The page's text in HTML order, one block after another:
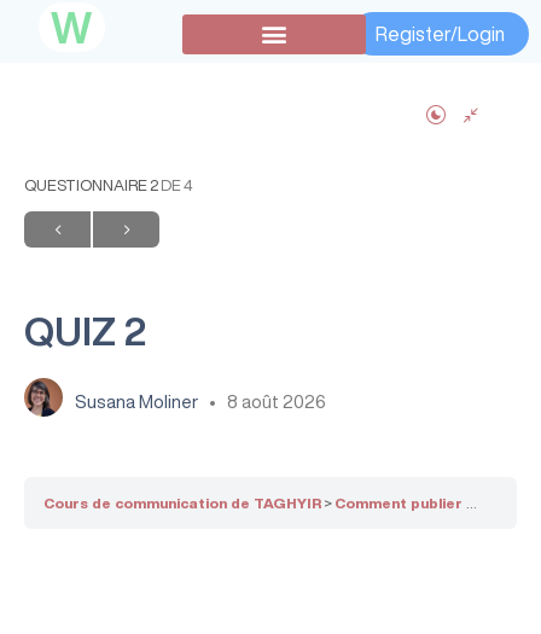
W Register/Login
QUESTIONNAIRE 2 DE 4
QUIZ 2
Susana Moliner 8 août 2026
Cours de communication de TAGHYIR Comment publier et gérer un wordpress et les outils de création de newsletter par Haïfa BEN AMMAR – Point focal de communication SHANTI